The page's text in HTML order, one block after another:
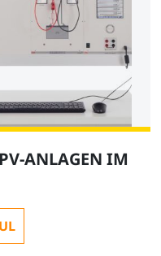
ANLAGEN IM